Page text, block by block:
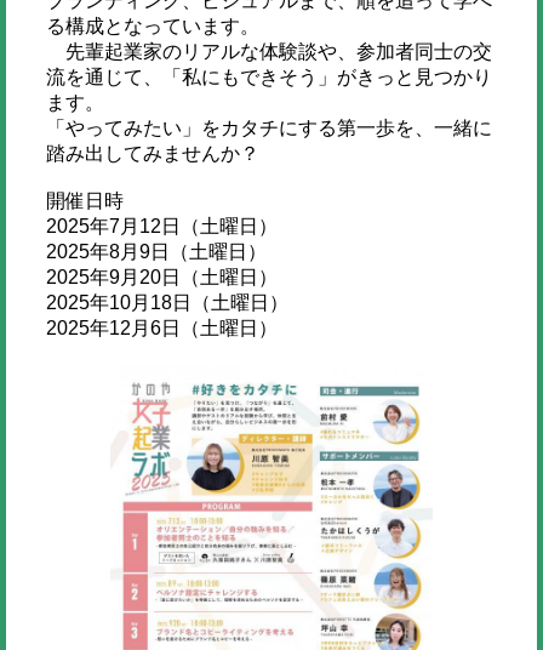
る構成となっています。
先輩起業家のリアルな体験談や、参加者同士の交
流を通じて、「私にもできそう」がきっと見つかり
ます。
「やってみたい」をカタチにする第一歩を、一緒に
踏み出してみませんか？
開催日時
2025年7月12日（土曜日）
2025年8月9日（土曜日）
2025年9月20日（土曜日）
2025年10月18日（土曜日）
2025年12月6日（土曜日）